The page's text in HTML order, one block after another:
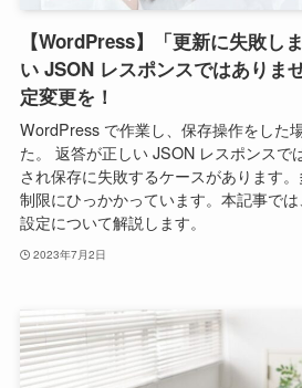
【WordPress】「更新に失敗し
い JSON レスポンスではありま
定変更を！
WordPress で作業し、保存操作をした
た。 返答が正しい JSON レスポンスで
され保存に失敗するケースがあります
制限にひっかかっています。本記事で
設定について解説します。
2023年7月2日